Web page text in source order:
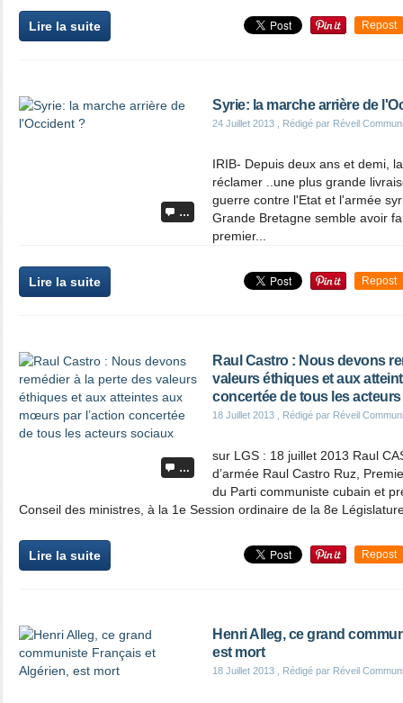
Lire la suite Repost
…
Syrie: la marche arrière de
24 Juillet 2013 , Rédigé par Réveil
IRIB- Depuis deux ans et demi,
réclamer ..une plus grande
guerre contre l'Etat et l'armée
Grande Bretagne semble avoir
premier...
Lire la suite Repost
…
Raul Castro : Nous devons
valeurs éthiques et aux
concertée de tous les
18 Juillet 2013 , Rédigé par Réveil
sur LGS : 18 juillet 2013 Raul
d’armée Raul Castro Ruz,
du Parti communiste cubain et
Conseil des ministres, à la 1e Session ordinaire de la 8e
Lire la suite Repost
Henri Alleg, ce grand
est mort
18 Juillet 2013 , Rédigé par Réveil